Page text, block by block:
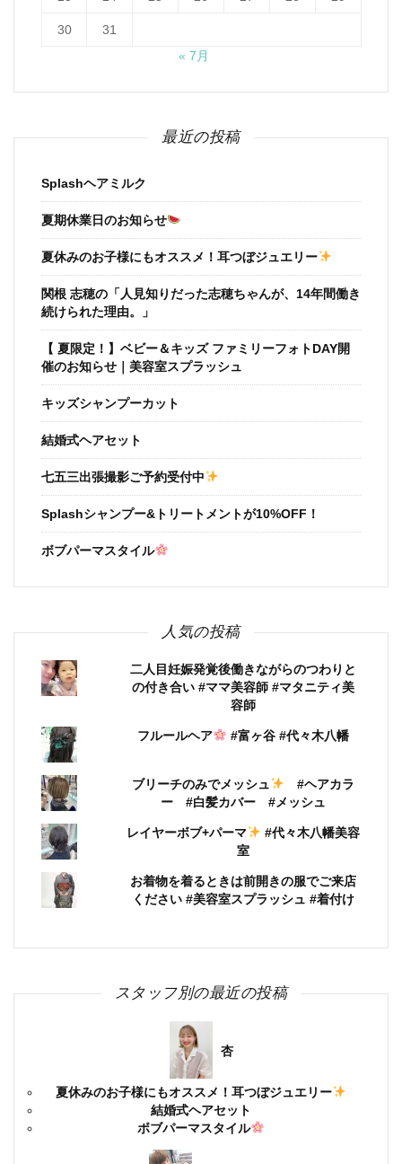
30
31
« 7月
最近の投稿
Splashヘアミルク
夏期休業日のお知らせ
夏休みのお子様にもオススメ！耳つぼジュエリー
関根 志穂の「人見知りだった志穂ちゃんが、14年間働き
続けられた理由。」
【 夏限定！】ベビー＆キッズ ファミリーフォトDAY開
催のお知らせ｜美容室スプラッシュ
キッズシャンプーカット
結婚式ヘアセット
七五三出張撮影ご予約受付中
Splashシャンプー&トリートメントが10%OFF！
ボブパーマスタイル
人気の投稿
二人目妊娠発覚後働きながらのつわりと
の付き合い #ママ美容師 #マタニティ美
容師
フルールヘア #富ヶ谷 #代々木八幡
ブリーチのみでメッシュ
#ヘアカラ
ー #白髪カバー #メッシュ
レイヤーボブ+パーマ
#代々木八幡美容
室
お着物を着るときは前開きの服でご来店
ください #美容室スプラッシュ #着付け
スタッフ別の最近の投稿
杏
夏休みのお子様にもオススメ！耳つぼジュエリー
結婚式ヘアセット
ボブパーマスタイル